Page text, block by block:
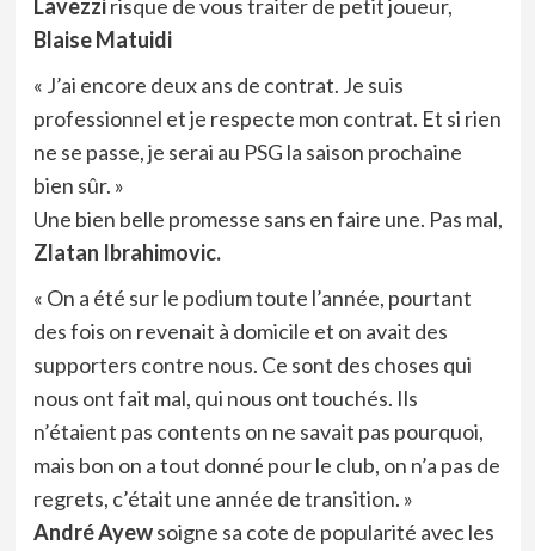
Lavezzirisque de vous traiter de petit joueur,
Blaise Matuidi
« J’ai encore deux ans de contrat. Je suis
professionnel et je respecte mon contrat. Et si rien
ne se passe, je serai au PSG la saison prochaine
bien sûr. »
Une bien belle promesse sans en faire une. Pas mal,
Zlatan Ibrahimovic.
« On a été sur le podium toute l’année, pourtant
des fois on revenait à domicile et on avait des
supporters contre nous. Ce sont des choses qui
nous ont fait mal, qui nous ont touchés. Ils
n’étaient pas contents on ne savait pas pourquoi,
mais bon on a tout donné pour le club, on n’a pas de
regrets, c’était une année de transition. »
André Ayewsoigne sa cote de popularité avec les